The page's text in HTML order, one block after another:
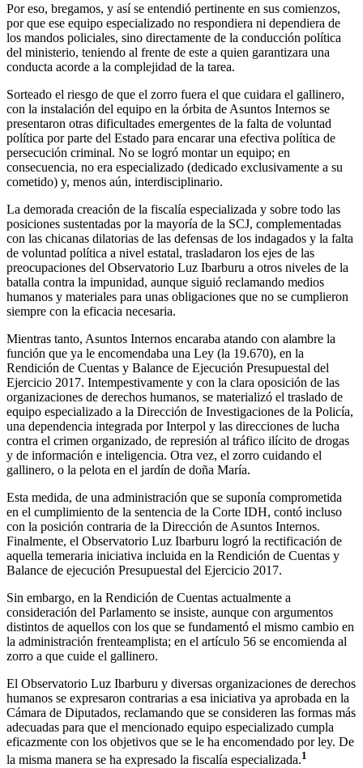
Por eso, bregamos, y así se entendió pertinente en sus comienzos,
por que ese equipo especializado no respondiera ni dependiera de
los mandos policiales, sino directamente de la conducción política
del ministerio, teniendo al frente de este a quien garantizara una
conducta acorde a la complejidad de la tarea.
Sorteado el riesgo de que el zorro fuera el que cuidara el gallinero,
con la instalación del equipo en la órbita de Asuntos Internos se
presentaron otras dificultades emergentes de la falta de voluntad
política por parte del Estado para encarar una efectiva política de
persecución criminal. No se logró montar un equipo; en
consecuencia, no era especializado (dedicado exclusivamente a su
cometido) y, menos aún, interdisciplinario.
La demorada creación de la fiscalía especializada y sobre todo las
posiciones sustentadas por la mayoría de la SCJ, complementadas
con las chicanas dilatorias de las defensas de los indagados y la falta
de voluntad política a nivel estatal, trasladaron los ejes de las
preocupaciones del Observatorio Luz Ibarburu a otros niveles de la
batalla contra la impunidad, aunque siguió reclamando medios
humanos y materiales para unas obligaciones que no se cumplieron
siempre con la eficacia necesaria.
Mientras tanto, Asuntos Internos encaraba atando con alambre la
función que ya le encomendaba una Ley (la 19.670), en la
Rendición de Cuentas y Balance de Ejecución Presupuestal del
Ejercicio 2017. Intempestivamente y con la clara oposición de las
organizaciones de derechos humanos, se materializó el traslado de
equipo especializado a la Dirección de Investigaciones de la Policía,
una dependencia integrada por Interpol y las direcciones de lucha
contra el crimen organizado, de represión al tráfico ilícito de drogas
y de información e inteligencia. Otra vez, el zorro cuidando el
gallinero, o la pelota en el jardín de doña María.
Esta medida, de una administración que se suponía comprometida
en el cumplimiento de la sentencia de la Corte IDH, contó incluso
con la posición contraria de la Dirección de Asuntos Internos.
Finalmente, el Observatorio Luz Ibarburu logró la rectificación de
aquella temeraria iniciativa incluida en la Rendición de Cuentas y
Balance de ejecución Presupuestal del Ejercicio 2017.
Sin embargo, en la Rendición de Cuentas actualmente a
consideración del Parlamento se insiste, aunque con argumentos
distintos de aquellos con los que se fundamentó el mismo cambio en
la administración frenteamplista; en el artículo 56 se encomienda al
zorro a que cuide el gallinero.
El Observatorio Luz Ibarburu y diversas organizaciones de derechos
humanos se expresaron contrarias a esa iniciativa ya aprobada en la
Cámara de Diputados, reclamando que se consideren las formas más
adecuadas para que el mencionado equipo especializado cumpla
eficazmente con los objetivos que se le ha encomendado por ley. De
la misma manera se ha expresado la fiscalía especializada.1